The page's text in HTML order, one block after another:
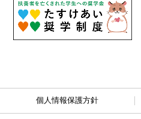
個人情報保護方針